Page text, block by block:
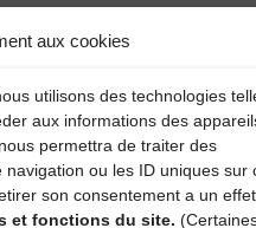
aux cookies
utilisons des technologies
aux informations des
permettra de traiter des
ou les ID uniques sur
son consentement a un effet
et fonctions du site.
le 4 mai à Vic sur Cère, 3°
Préalables du